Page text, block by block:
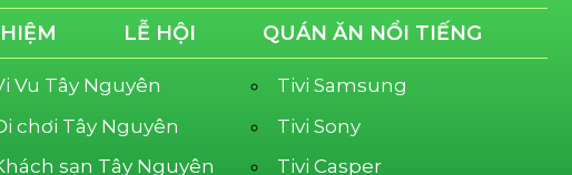
LỄ HỘI QUÁN ĂN NỔI TIẾNG
Vu Tây Nguyên
chơi Tây Nguyên
sạn Tây Nguyên
Tivi Samsung
Tivi Sony
Tivi Casper